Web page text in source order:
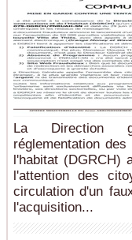
La Direction
réglementation
l'habitat (DGRCH)
l'attention des
circulation d'un
l'acquisition...